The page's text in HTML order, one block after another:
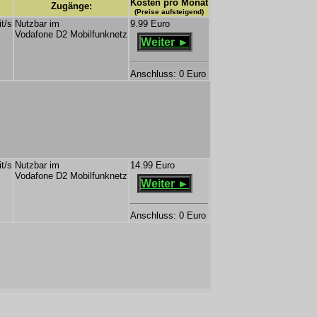
Zugänge: Kosten pro Monat
(Preise aufsteigend)
s Nutzbar im
Vodafone D2 Mobilfunknetz
9.99 Euro
Weiter ►
Anschluss: 0 Euro
s Nutzbar im
Vodafone D2 Mobilfunknetz
14.99 Euro
Weiter ►
Anschluss: 0 Euro